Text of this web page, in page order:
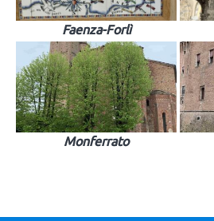
Faenza-Forlì
Monferrato